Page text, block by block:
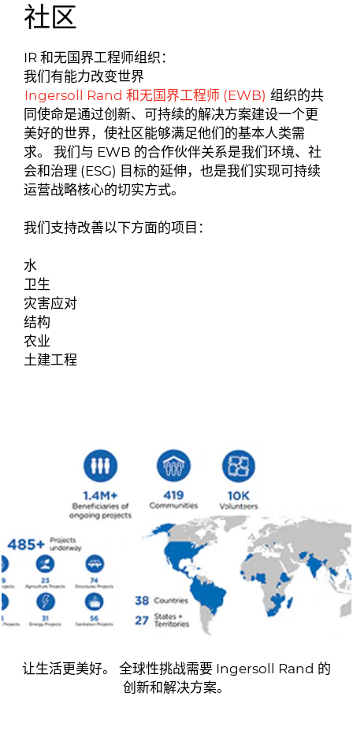
社区
IR 和无国界工程师组织：
我们有能力改变世界
Ingersoll Rand 和无国界工程师 (EWB) 组织的共
同使命是通过创新、可持续的解决方案建设一个更
美好的世界，使社区能够满足他们的基本人类需
求。 我们与 EWB 的合作伙伴关系是我们环境、社
会和治理 (ESG) 目标的延伸，也是我们实现可持续
运营战略核心的切实方式。
我们支持改善以下方面的项目：
水
卫生
灾害应对
结构
农业
土建工程
让生活更美好。 全球性挑战需要 Ingersoll Rand 的
创新和解决方案。